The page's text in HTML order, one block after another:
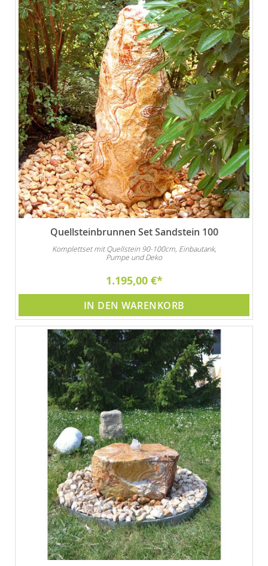
Quellsteinbrunnen Set Sandstein 100
Komplettset mit Quellstein 90-100cm, Einbautank,
Pumpe und Deko
1.195,00 €
IN DEN WARENKORB